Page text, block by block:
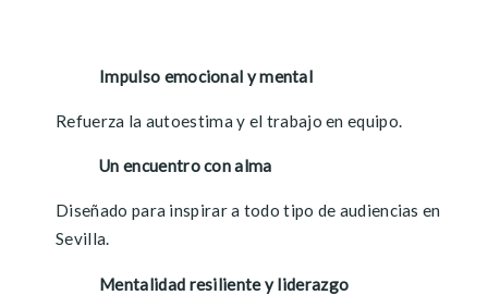
Impulso emocional y mental
Refuerza la autoestima y el trabajo en equipo.
Un encuentro con alma
Diseñado para inspirar a todo tipo de audiencias en
Sevilla.
Mentalidad resiliente y liderazgo